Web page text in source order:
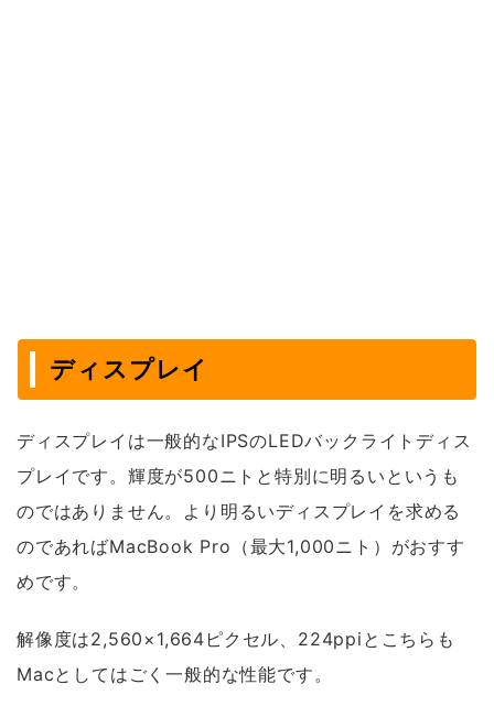
ディスプレイ
ディスプレイは一般的なIPSのLEDバックライトディス
プレイです。輝度が500ニトと特別に明るいというも
のではありません。より明るいディスプレイを求める
のであればMacBook Pro（最大1,000ニト）がおすす
めです。
解像度は2,560×1,664ピクセル、224ppiとこちらも
Macとしてはごく一般的な性能です。